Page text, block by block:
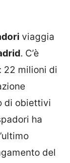
viaggia
. C’è
22 milioni di
di obiettivi
ha
del